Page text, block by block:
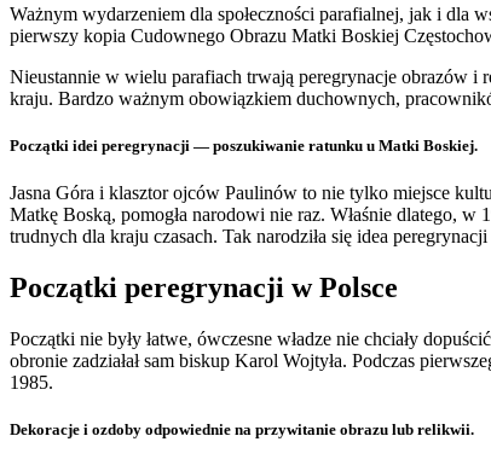
Ważnym wydarzeniem dla społeczności parafialnej, jak i dla
pierwszy kopia Cudownego Obrazu Matki Boskiej
Nieustannie w wielu parafiach trwają peregrynacje obrazów i
kraju. Bardzo ważnym obowiązkiem duchownych,
Początki idei peregrynacji — poszukiwanie ratunku u Matki Boskiej.
Jasna Góra i klasztor ojców Paulinów to nie tylko miejsce
Matkę Boską, pomogła narodowi nie raz. Właśnie dlatego,
trudnych dla kraju czasach. Tak narodziła się idea
Początki peregrynacji w Polsce
Początki nie były łatwe, ówczesne władze nie chciały
obronie zadziałał sam biskup Karol Wojtyła. Podczas
1985.
Dekoracje i ozdoby odpowiednie na przywitanie obrazu lub relikwii.